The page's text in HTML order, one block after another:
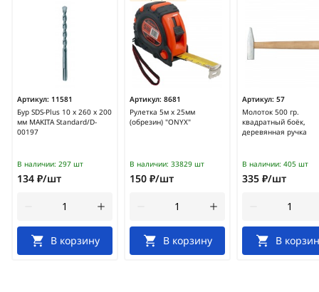
Артикул: 11581
Бур SDS-Plus 10 х 260 х 200
мм MAKITA Standard/D-
00197
В наличии: 297 шт
134 ₽/шт
В корзину
Артикул: 8681
Рулетка 5м х 25мм
(обрезин) "ONYX"
В наличии: 33829 шт
150 ₽/шт
В корзину
Артикул: 57
Молоток 500 гр.
квадратный боёк,
деревянная ручка
В наличии: 405 шт
335 ₽/шт
В